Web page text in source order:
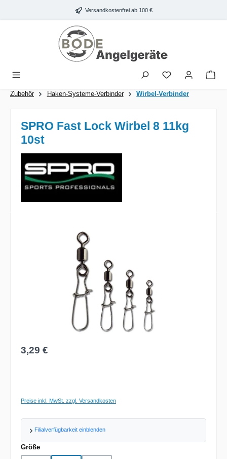
Zum Hauptinhalt springen Versandkostenfrei ab 100 €
Zubehör Haken-Systeme-Verbinder Wirbel-Verbinder
SPRO Fast Lock Wirbel 8 11kg
10st
Regulärer Preis:
3,29 €
Preise inkl. MwSt. zzgl. Versandkosten
Filialverfügbarkeit einblenden
Größeauswählen